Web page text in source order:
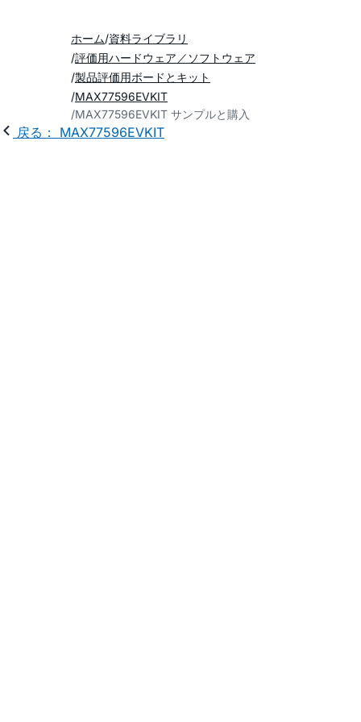
ホーム 資料ライブラリ
評価用ハードウェア／ソフトウェア
製品評価用ボードとキット
MAX77596EVKIT
MAX77596EVKIT サンプルと購入
戻る： MAX77596EVKIT